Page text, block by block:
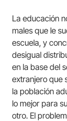
La educación
males que le
escuela, y
desigual
en la base del
extranjero que
la población
lo mejor para
otro. El